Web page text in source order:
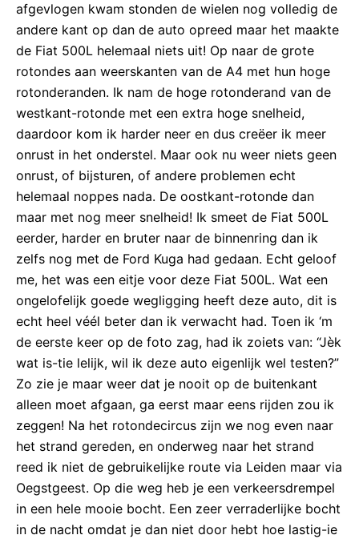
afgevlogen kwam stonden de wielen nog volledig de
andere kant op dan de auto opreed maar het maakte
de Fiat 500L helemaal niets uit! Op naar de grote
rotondes aan weerskanten van de A4 met hun hoge
rotonderanden. Ik nam de hoge rotonderand van de
westkant-rotonde met een extra hoge snelheid,
daardoor kom ik harder neer en dus creëer ik meer
onrust in het onderstel. Maar ook nu weer niets geen
onrust, of bijsturen, of andere problemen echt
helemaal noppes nada. De oostkant-rotonde dan
maar met nog meer snelheid! Ik smeet de Fiat 500L
eerder, harder en bruter naar de binnenring dan ik
zelfs nog met de Ford Kuga had gedaan. Echt geloof
me, het was een eitje voor deze Fiat 500L. Wat een
ongelofelijk goede wegligging heeft deze auto, dit is
echt heel véél beter dan ik verwacht had. Toen ik ‘m
de eerste keer op de foto zag, had ik zoiets van: “Jèk
wat is-tie lelijk, wil ik deze auto eigenlijk wel testen?”
Zo zie je maar weer dat je nooit op de buitenkant
alleen moet afgaan, ga eerst maar eens rijden zou ik
zeggen! Na het rotondecircus zijn we nog even naar
het strand gereden, en onderweg naar het strand
reed ik niet de gebruikelijke route via Leiden maar via
Oegstgeest. Op die weg heb je een verkeersdrempel
in een hele mooie bocht. Een zeer verraderlijke bocht
in de nacht omdat je dan niet door hebt hoe lastig-ie